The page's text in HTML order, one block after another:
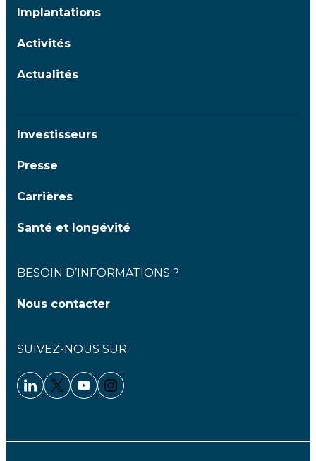
Implantations
Activités
Actualités
Investisseurs
Presse
Carrières
Santé et longévité
BESOIN D’INFORMATIONS ?
Nous contacter
SUIVEZ-NOUS SUR
Linkedin - Clariane
Twitter - Clariane
Youtube - Clariane
Instagram - Clariane